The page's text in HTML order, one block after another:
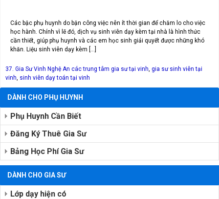
Các bậc phụ huynh do bận công việc nên ít thời gian để chăm lo cho việc
học hành. Chính vì lẽ đó, dịch vụ sinh viên dạy kèm tại nhà là hình thức
cần thiết, giúp phụ huynh và các em học sinh giải quyết được những khó
khăn. Liệu sinh viên dạy kèm […]
37. Gia Sư Vinh Nghệ An các trung tâm gia sư tại vinh, gia sư sinh viên tại
vinh, sinh viên dạy toán tại vinh
DÀNH CHO PHỤ HUYNH
Phụ Huynh Cần Biết
Đăng Ký Thuê Gia Sư
Bảng Học Phí Gia Sư
DÀNH CHO GIA SƯ
Lớp dạy hiện có